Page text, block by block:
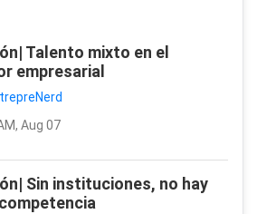
Talento mixto en el
empresarial
Aug 07
Sin instituciones, no hay